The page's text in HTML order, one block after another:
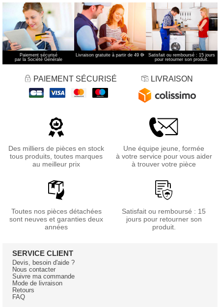
Paiement sécurisé
par la Société Générale
Livraison gratuite à partir de 49 €*
Satisfait ou remboursé : 15 jours
pour retourner son produit.
PAIEMENT SÉCURISÉ LIVRAISON
Des milliers de pièces en stock
tous produits, toutes marques
au meilleur prix
Une équipe jeune, formée
à votre service pour vous aider
à trouver votre pièce
Toutes nos pièces détachées
sont neuves et garanties deux
années
Satisfait ou remboursé : 15
jours pour retourner son
produit.
SERVICE CLIENT
Devis, besoin d'aide ?
Nous contacter
Suivre ma commande
Mode de livraison
Retours
FAQ